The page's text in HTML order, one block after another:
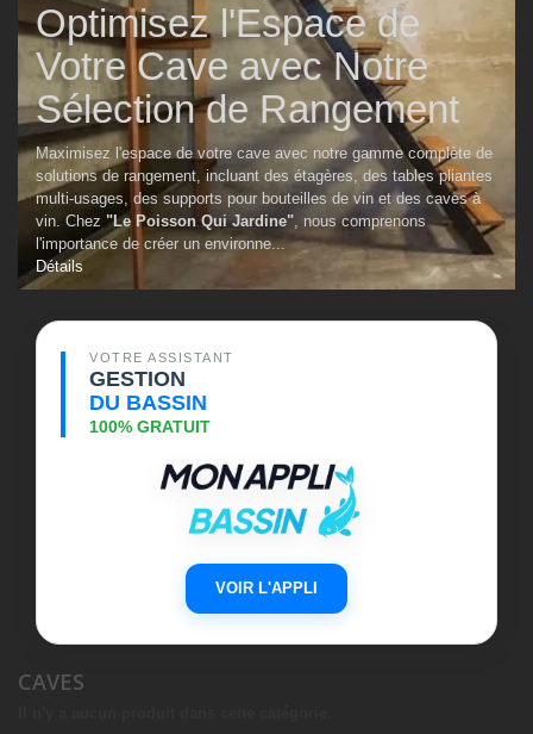
Optimisez l'Espace de
Votre Cave avec Notre
Sélection de Rangement
Maximisez l'espace de votre cave avec notre gamme complète de
solutions de rangement, incluant des étagères, des tables pliantes
multi-usages, des supports pour bouteilles de vin et des caves à
vin. Chez "Le Poisson Qui Jardine", nous comprenons
l'importance de créer un environne...
Détails
VOTRE ASSISTANT
GESTION
DU BASSIN
100% GRATUIT
VOIR L'APPLI
CAVES